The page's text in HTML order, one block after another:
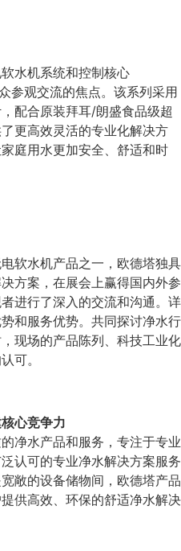
水机系统和控制核心
参观交流的焦点。该系列采用
配合原装拜耳/朗盛食品级超
更高效灵活的专业化解决方
庭用水更加安全、舒适和时
软水机产品之一，欧德塔独具
方案，在展会上赢得国内外参
进行了深入的交流和沟通。详
和服务优势。共同探讨净水行
现场的产品陈列、科技工业化
可。
心竞争力
净水产品和服务，专注于专业
认可的专业净水解决方案服务
敞的设备储物间，欧德塔产品
供高效、环保的舒适净水解决